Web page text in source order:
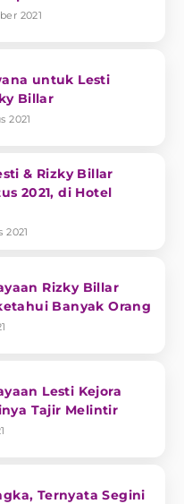
2021
untuk Lesti
Billar
2021
& Rizky Billar
2021, di Hotel
2021
Rizky Billar
Banyak Orang
Lesti Kejora
Tajir Melintir
Ternyata Segini